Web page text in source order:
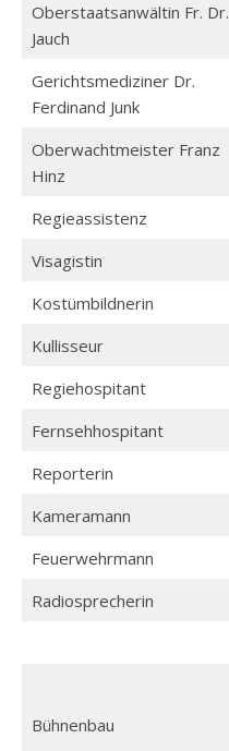
Oberstaatsanwältin Fr. Dr.
Jauch
Gerichtsmediziner Dr.
Ferdinand Junk
Oberwachtmeister Franz
Hinz
Regieassistenz
Visagistin
Kostümbildnerin
Kullisseur
Regiehospitant
Fernsehhospitant
Reporterin
Kameramann
Feuerwehrmann
Radiosprecherin
Bühnenbau